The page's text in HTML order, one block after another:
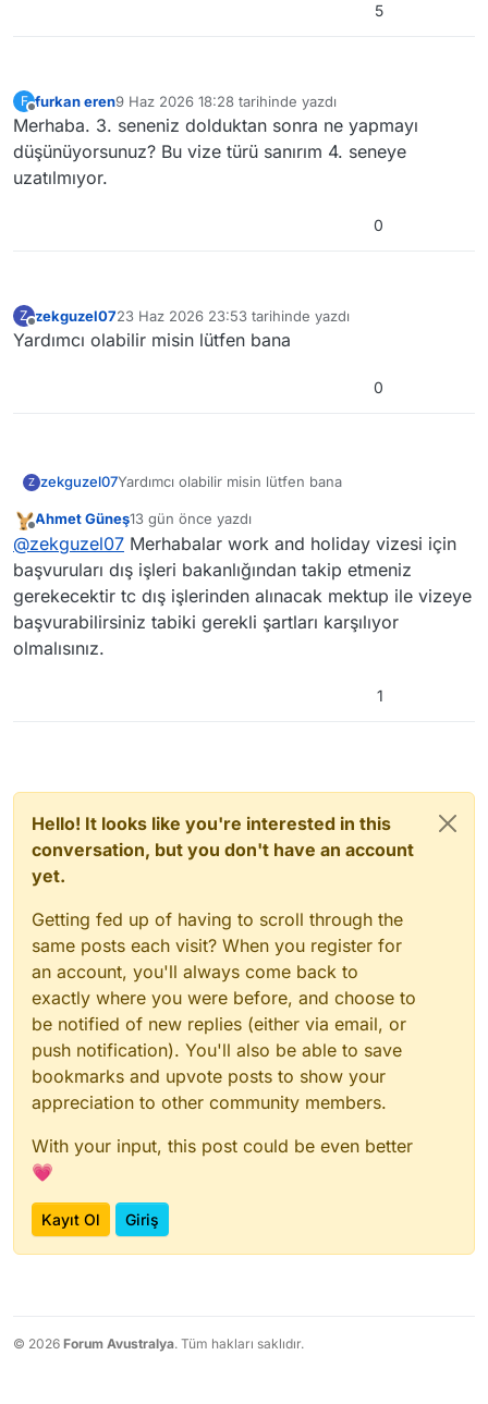
5
F
Çevrimdışı
furkan eren9 Haz 2026 18:28 tarihinde yazdı
Son düzenleyen:
Merhaba. 3. seneniz dolduktan sonra ne yapmayı
düşünüyorsunuz? Bu vize türü sanırım 4. seneye
uzatılmıyor.
0
Z
Çevrimdışı
zekguzel0723 Haz 2026 23:53 tarihinde yazdı
Son düzenleyen:
Yardımcı olabilir misin lütfen bana
0
Z zekguzel07Yardımcı olabilir misin lütfen bana
Çevrimdışı
Ahmet Güneş13 gün önce yazdı
Son düzenleyen:
@zekguzel07 Merhabalar work and holiday vizesi için
başvuruları dış işleri bakanlığından takip etmeniz
gerekecektir tc dış işlerinden alınacak mektup ile vizeye
başvurabilirsiniz tabiki gerekli şartları karşılıyor
olmalısınız.
1
Hello! It looks like you're interested in this
conversation, but you don't have an account
yet.
Getting fed up of having to scroll through the
same posts each visit? When you register for
an account, you'll always come back to
exactly where you were before, and choose to
be notified of new replies (either via email, or
push notification). You'll also be able to save
bookmarks and upvote posts to show your
appreciation to other community members.
With your input, this post could be even better
💗
Kayıt Ol Giriş
© 2026 Forum Avustralya. Tüm hakları saklıdır.